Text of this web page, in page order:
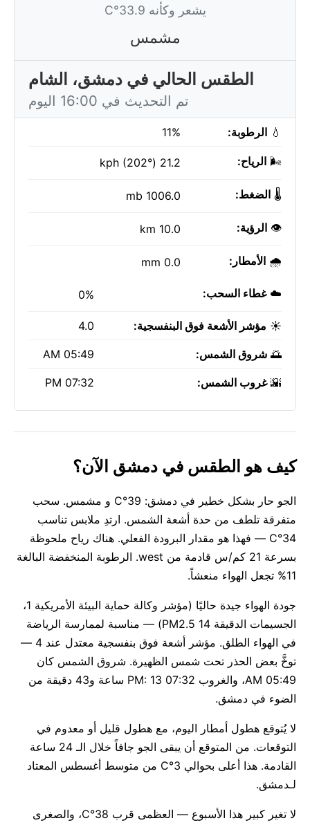
يشعر وكأنه 33.9°C
مشمس
الطقس الحالي في دمشق، الشام
تم التحديث في 16:00 اليوم
💧 الرطوبة: 11%
🌬️ الرياح: 21.2 kph (202°)
🌡️ الضغط: 1006.0 mb
👁️ الرؤية: 10.0 km
🌧️ الأمطار: 0.0 mm
☁️غطاء السحب: 0%
☀️ مؤشر الأشعة فوق البنفسجية: 4.0
🌅 شروق الشمس: 05:49 AM
🌇غروب الشمس: 07:32 PM
كيف هو الطقس في دمشق الآن؟
الجو حار بشكل خطير في دمشق: 39°C و مشمس. سحب
متفرقة تلطف من حدة أشعة الشمس. ارتدِ ملابس تناسب
34°C — فهذا هو مقدار البرودة الفعلي. هناك رياح ملحوظة
بسرعة 21 كم/س قادمة من west. الرطوبة المنخفضة البالغة
11% تجعل الهواء منعشاً.
جودة الهواء جيدة حاليًا (مؤشر وكالة حماية البيئة الأمريكية 1،
الجسيمات الدقيقة PM2.5 14) — مناسبة لممارسة الرياضة
في الهواء الطلق. مؤشر أشعة فوق بنفسجية معتدل عند 4 —
توخَّ بعض الحذر تحت شمس الظهيرة. شروق الشمس كان
05:49 AM، والغروب 07:32 PM: 13 ساعة و43 دقيقة من
الضوء في دمشق.
لا يُتوقع هطول أمطار اليوم، مع هطول قليل أو معدوم في
التوقعات. من المتوقع أن يبقى الجو جافاً خلال الـ 24 ساعة
القادمة. هذا أعلى بحوالي 3°C من متوسط أغسطس المعتاد
لـدمشق.
لا تغير كبير هذا الأسبوع — العظمى قرب 38°C، والصغرى